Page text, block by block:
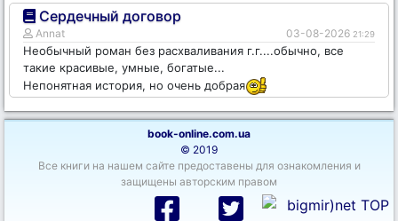
Сердечный договор
Annat 03-08-2026 21:29
Необычный роман без расхваливания г.г....обычно, все
такие красивые, умные, богатые...
Непонятная история, но очень добрая
book-online.com.ua
© 2019
Все книги на нашем сайте предоставены для ознакомления и
защищены авторским правом